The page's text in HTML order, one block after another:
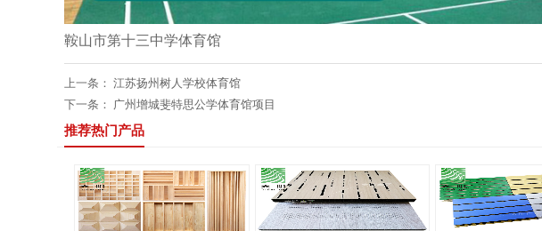
鞍山市第十三中学体育馆
上一条： 江苏扬州树人学校体育馆
下一条： 广州增城斐特思公学体育馆项目
推荐热门产品